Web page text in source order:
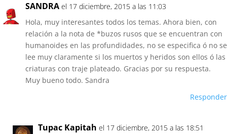
SANDRA el 17 diciembre, 2015 a las 11:03
Hola, muy interesantes todos los temas. Ahora bien, con
relación a la nota de *buzos rusos que se encuentran con
humanoides en las profundidades, no se especifica ó no se
lee muy claramente si los muertos y heridos son ellos ó las
criaturas con traje plateado. Gracias por su respuesta.
Muy bueno todo. Sandra
Responder
Tupac Kapitah el 17 diciembre, 2015 a las 18:51